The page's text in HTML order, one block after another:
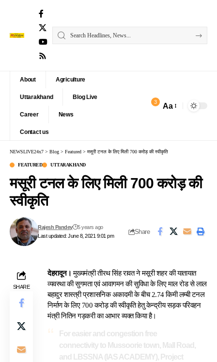
About Agriculture
Uttarakhand Blog Live
Career News
Contact us
3 Aa
NEWSLIVE24x7 > Blog > Featured > मसूरी टनल के लिए मिली 700 करोड़ की स्वीकृति
FEATURED UTTARAKHAND
मसूरी टनल के लिए मिली 700 करोड़ की
स्वीकृति
Last updated: June 8, 2021 9:01 pm
Rajesh Pandey 5 years ago
Share
SHARE
देहरादून। मुख्यमंत्री तीरथ सिंह रावत ने मसूरी शहर की यातायात
व्यवस्था की सुगमता एवं आवागमन की सुविधा के लिए माल रोड से लाल
बहादुर शास्त्री प्रशासनिक अकादमी के बीच 2.74 किमी लम्बी टनल
निर्माण के लिए 700 करोड़ की स्वीकृति हेतु केन्द्रीय सड़क परिवहन
मंत्री नितिन गड़करी का आभार व्यक्त किया है।
For easier and congestion free
connectivity to Mussoorie town, Mall Road,
and LBSSNA (IAS ACADEMY), Project